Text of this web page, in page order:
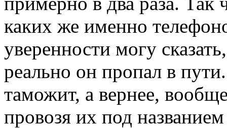
каких же именно
уверенности могу
реально он пропал в
таможит, а вернее,
провозя их под